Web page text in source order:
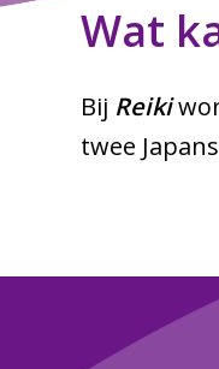
Wat
Bij Reiki
twee